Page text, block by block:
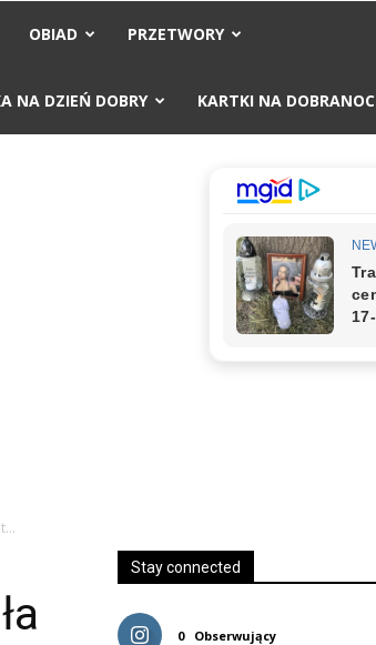
OBIAD PRZETWORY
NA DZIEŃ DOBRY KARTKI NA DOBRANOC
Stay connected
0 Obserwujący